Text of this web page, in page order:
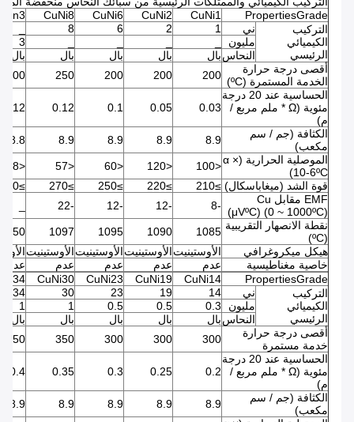
PropertiesGrade
CuNi1
CuNi2
CuNi6
CuNi8
التركيب
الكيميائي
الرئيسي
ني 1
2
6
8
مليون
3
النحاسبال بال بال بال
بال
أقصى درجة حرارة
الخدمة المستمرة (ºC)
200
200
200
250
200
الحساسية عند 20 درجة
مئوية (Ω * ملم مربع /
م)
0.03
0.05
0.1
0.12
0.12
الكثافة (جم / سم
مكعب)
8.9
8.9
8.9
8.9
8.8
الموصلية الحرارية (α ×
10-6ºC)
<100
<120
<60
<57
<38
قوة الشد (ميغاباسكال) ≥210
≥220
≥250
≥270
≥290
EMF مقابل Cu
(μVºC) (0 ~ 1000ºC)
-8
-12
-12
-22
نقطة الانصهار التقريبية
(ºC)
1085
1090
1095
1097
1050
هيكل ميكروغرافي
الأوستينيتالأوستينيتالأوستينيتالأوستينيت
خاصية مغناطيسية
عدم عدم عدم عدم
عدم
PropertiesGrade
CuNi14
CuNi19
CuNi23
CuNi30
التركيب
الكيميائي
الرئيسي
ني 14
19
23
30
34
مليون
0.3
0.5
0.5
1
1
النحاسبال بال بال بال
بال
أقصى درجة حرارة
خدمة مستمرة
300
300
300
350
350
الحساسية عند 20 درجة
مئوية (Ω * ملم مربع /
م)
0.2
0.25
0.3
0.35
0.4
الكثافة (جم / سم
مكعب)
8.9
8.9
8.9
8.9
8.9